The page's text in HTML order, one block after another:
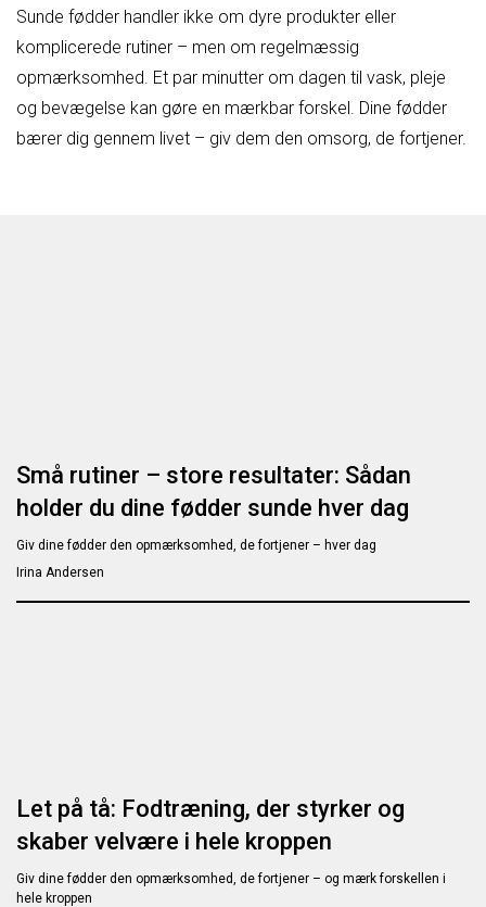
Sunde fødder handler ikke om dyre produkter eller
komplicerede rutiner – men om regelmæssig
opmærksomhed. Et par minutter om dagen til vask, pleje
og bevægelse kan gøre en mærkbar forskel. Dine fødder
bærer dig gennem livet – giv dem den omsorg, de fortjener.
Små rutiner – store resultater: Sådan
holder du dine fødder sunde hver dag
Giv dine fødder den opmærksomhed, de fortjener – hver dag
Irina Andersen
Let på tå: Fodtræning, der styrker og
skaber velvære i hele kroppen
Giv dine fødder den opmærksomhed, de fortjener – og mærk forskellen i
hele kroppen